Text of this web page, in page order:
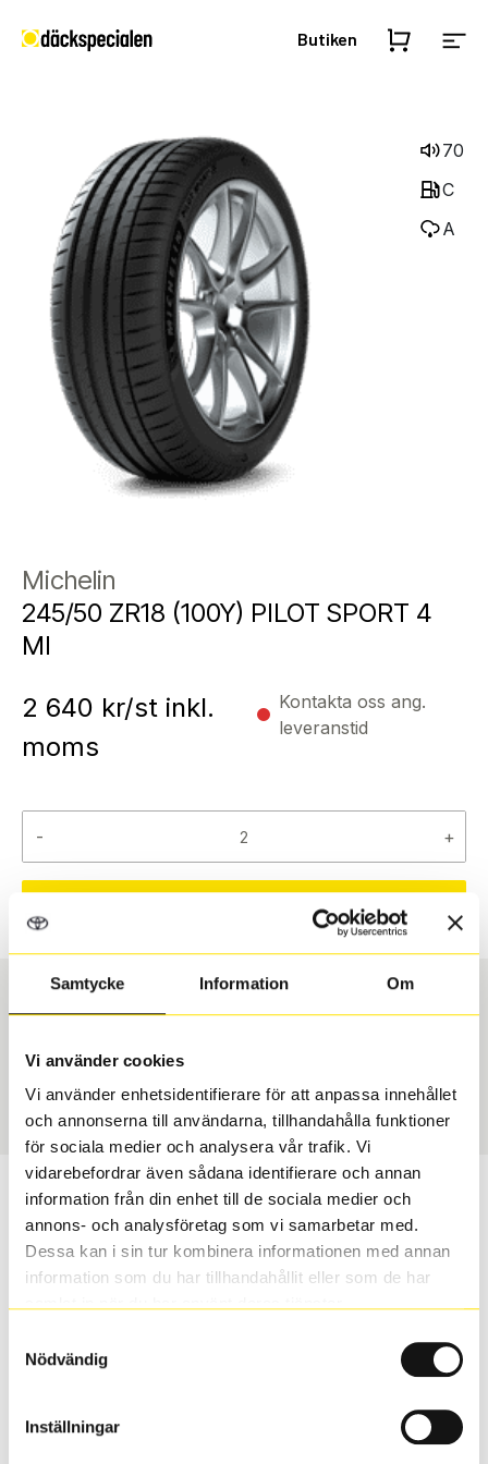
Samtycke Information Om
Vi använder cookies
Vi använder enhetsidentifierare för att anpassa innehållet
och annonserna till användarna, tillhandahålla funktioner
för sociala medier och analysera vår trafik. Vi
vidarebefordrar även sådana identifierare och annan
information från din enhet till de sociala medier och
annons- och analysföretag som vi samarbetar med.
Dessa kan i sin tur kombinera informationen med annan
information som du har tillhandahållit eller som de har
Nödvändig
Inställningar
Butiken
70
C
A
Michelin
245/50 ZR18 (100Y) PILOT SPORT 4
MI
2 640 kr/st inkl.
moms
Kontakta oss ang.
leveranstid
- +
Däcktyp
Sommar
Däckstorlek
70284
Passar detta däck min bil?
Ange registreringsnummer för att se om det däck du
valt passar din bilmodell. Om du köper däck som skall
sättas på dina befintliga fälgar, se till att kolla en extra
Ibland kan fälgen ha bytts ut under årens lopp och
inte vara samma dimension som bilen hade ut från